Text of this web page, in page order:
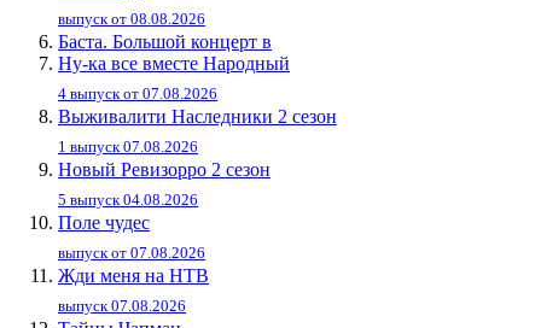
выпуск от 08.08.2026
Баста. Большой концерт в
Ну-ка все вместе Народный
4 выпуск от 07.08.2026
Выживалити Наследники 2 сезон
1 выпуск 07.08.2026
Новый Ревизорро 2 сезон
5 выпуск 04.08.2026
Поле чудес
выпуск от 07.08.2026
Жди меня на НТВ
выпуск 07.08.2026